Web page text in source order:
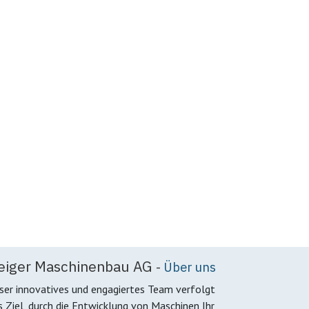
Maschinenbau AG - Über uns
innovatives und engagiertes Team verfolgt
Ziel, durch die Entwicklung von Maschinen Ihr